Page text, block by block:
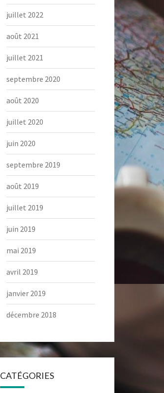
juillet 2022
août 2021
juillet 2021
septembre 2020
août 2020
juillet 2020
juin 2020
septembre 2019
août 2019
juillet 2019
juin 2019
mai 2019
avril 2019
janvier 2019
décembre 2018
CATÉGORIES